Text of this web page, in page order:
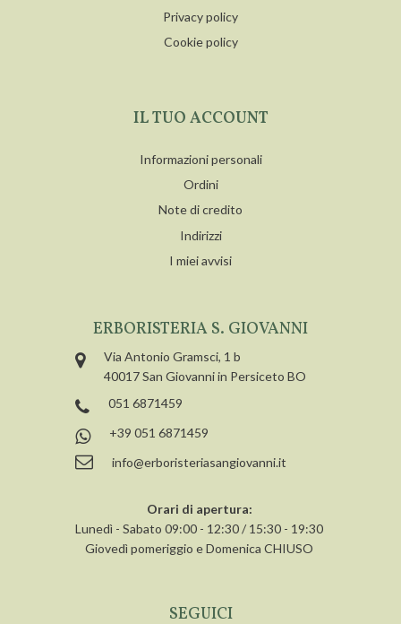
Privacy policy
Cookie policy
IL TUO ACCOUNT
Informazioni personali
Ordini
Note di credito
Indirizzi
I miei avvisi
ERBORISTERIA S. GIOVANNI
Via Antonio Gramsci, 1 b
40017 San Giovanni in Persiceto BO
051 6871459
+39 051 6871459
info@erboristeriasangiovanni.it
Orari di apertura:
Lunedì - Sabato 09:00 - 12:30 / 15:30 - 19:30
Giovedì pomeriggio e Domenica CHIUSO
SEGUICI